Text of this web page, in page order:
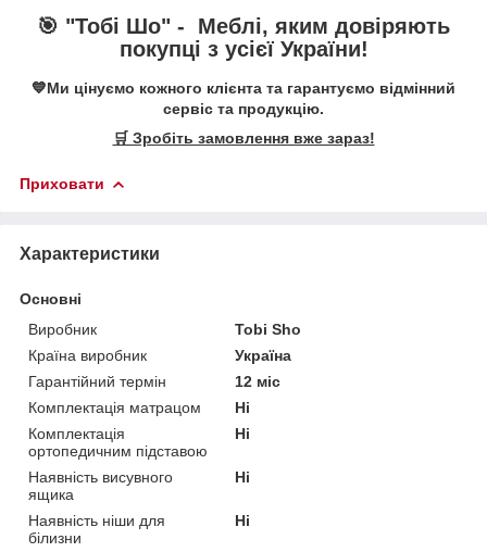
🎯 "Тобі Шо" - Меблі, яким довіряють
покупці з усієї України!
💙Ми цінуємо кожного клієнта та гарантуємо відмінний
сервіс та продукцію.
🛒 Зробіть замовлення вже зараз!
Приховати
Характеристики
Основні
Виробник
Tobi Sho
Країна виробник
Україна
Гарантійний термін
12 міс
Комплектація матрацом
Ні
Комплектація
ортопедичним підставою
Ні
Наявність висувного
ящика
Ні
Наявність ніши для
білизни
Ні